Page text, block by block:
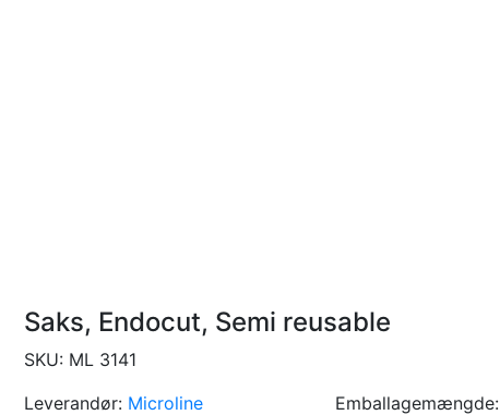
Saks, Endocut, Semi reusable
SKU: ML 3141
Leverandør: Microline Emballagemængde: